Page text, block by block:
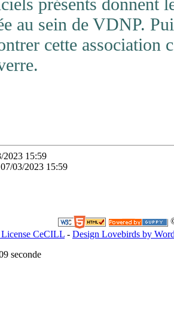
présents donnent
au sein de VDNP.
cette association
2023 15:59
03/2023 15:59
License CeCILL - Design Lovebirds by
seconde